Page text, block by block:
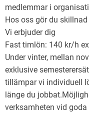
medlemmar i
Hos oss gör du
Vi erbjuder dig
Fast timlön: 140 kr/h
Under vinter, mellan
exklusive
tillämpar vi individuell
länge du
verksamheten vid